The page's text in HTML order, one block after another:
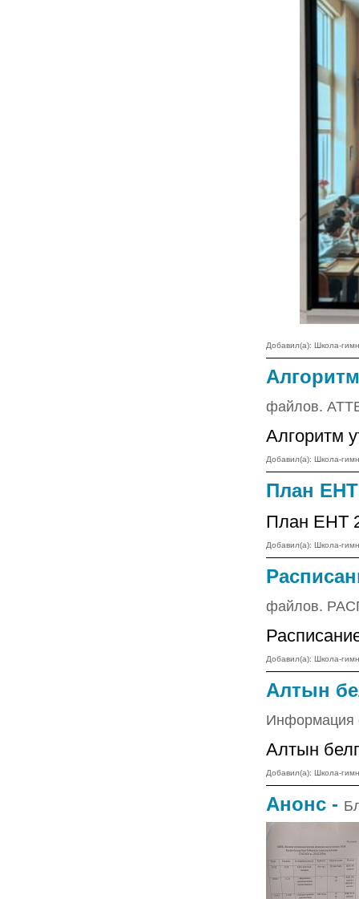
Добавил(а): Школа-
файлов.
Алгоритм
Добавил(а): Школа-
План
План ЕНТ
Добавил(а): Школа-
файлов.
Добавил(а): Школа-
Алтын
Информация
Алтын
Добавил(а): Школа-
Анонс -